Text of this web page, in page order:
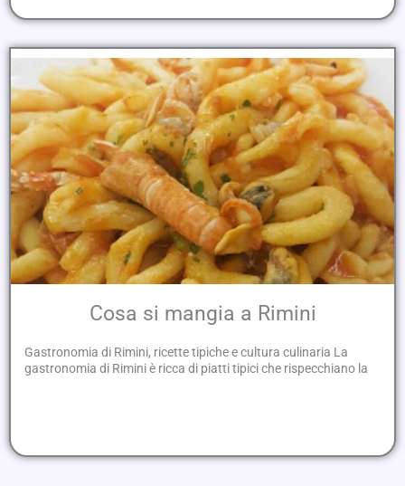
Cosa si mangia a Rimini
Gastronomia di Rimini, ricette tipiche e cultura culinaria La
gastronomia di Rimini è ricca di piatti tipici che rispecchiano la